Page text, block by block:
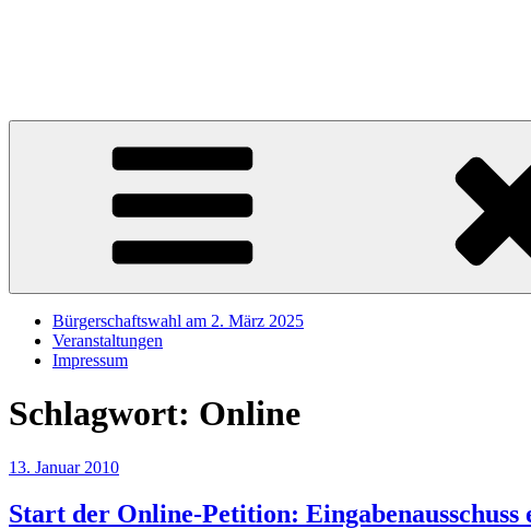
Bürgerschaftswahl am 2. März 2025
Veranstaltungen
Impressum
Schlagwort: Online
Veröffentlicht
13. Januar 2010
Start der Online-Petition: